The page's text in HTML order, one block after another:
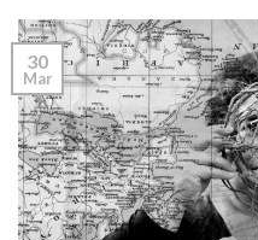
30
Mar